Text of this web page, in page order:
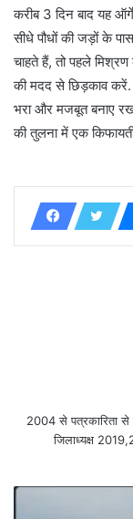
करीब 3 दिन बाद यह
सीधे पौधों की जड़ों के
चाहते हैं, तो पहले
की मदद से छिड़काव करें.
भरा और मजबूत बनाए
की तुलना में एक
2004 से पत्रकारिता
जिलाध्यक्ष